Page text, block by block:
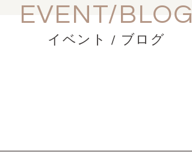
EVENT/BLOG
イベント / ブログ